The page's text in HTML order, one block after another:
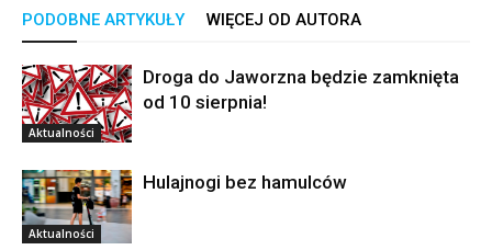
PODOBNE ARTYKUŁY WIĘCEJ OD AUTORA
Aktualności
Droga do Jaworzna będzie zamknięta
od 10 sierpnia!
Aktualności
Hulajnogi bez hamulców